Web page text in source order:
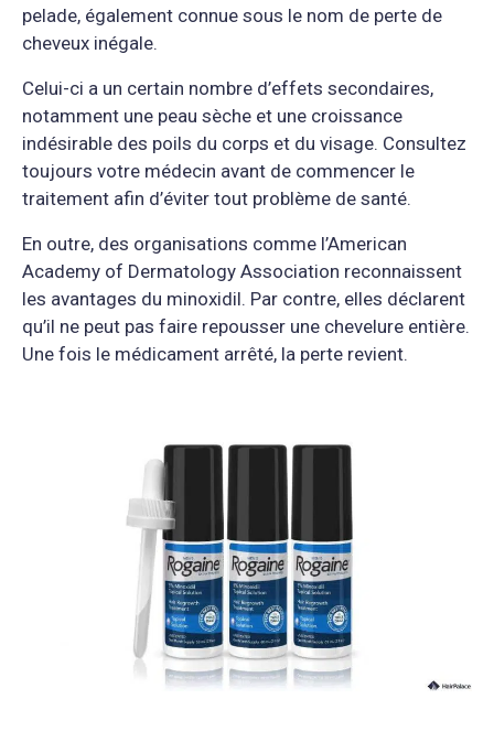
pelade, également connue sous le nom de perte de
cheveux inégale.
Celui-ci a un certain nombre d’effets secondaires,
notamment une peau sèche et une croissance
indésirable des poils du corps et du visage. Consultez
toujours votre médecin avant de commencer le
traitement afin d’éviter tout problème de santé.
En outre, des organisations comme l’American
Academy of Dermatology Association reconnaissent
les avantages du minoxidil. Par contre, elles déclarent
qu’il ne peut pas faire repousser une chevelure entière.
Une fois le médicament arrêté, la perte revient.